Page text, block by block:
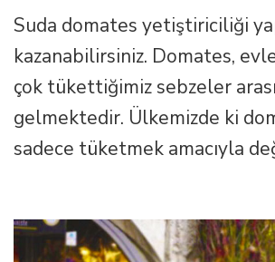
Suda domates yetiştiriciliği
kazanabilirsiniz. Domates,
çok tükettiğimiz sebzeler
gelmektedir. Ülkemizde ki
sadece tüketmek amacıyla